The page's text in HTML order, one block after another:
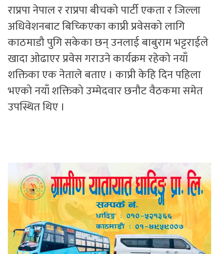
राप्रपा नेपाल र राप्रपा बीचको पार्टी एकता र जिल्ला
अधिवेशनबाट बिच्किएका काप्री प्रवेसको लागि
काठमाडौ पुगि सकेका छन् उनलाई बाबुराम भट्टराईले
खादा ओढाएर प्रवेस गराउने कार्यक्रम रहेको नयाँ
शक्तिका एक नेताले बताए । काप्री केहि दिन पहिला
भएको नयाँ शक्तिको उम्मेदवार छनौट वैठकमा समेत
उपस्थित थिए ।